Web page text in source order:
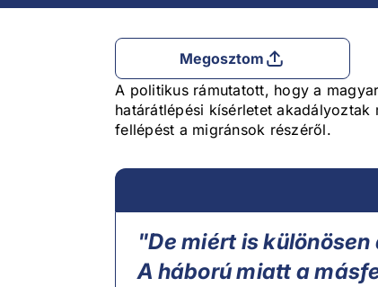
Megosztom
A politikus rámutatott, hogy a
határátlépési kísérletet
fellépést a migránsok részéről.
"De miért is
A háború miatt a